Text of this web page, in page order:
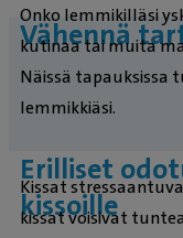
Vähennä
Onko lemmikilläsi
kutinaa tai muita
Näissä
lemmikkiäsi.
Erilliset
kissoille
Kissat
kissat voisivat